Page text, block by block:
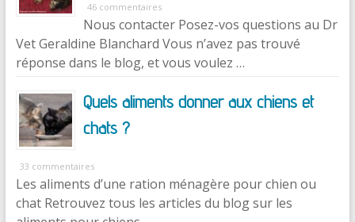
46 commentaires
Nous contacter Posez-vos questions au Dr
Vet Geraldine Blanchard Vous n’avez pas trouvé
réponse dans le blog, et vous voulez …
Quels aliments donner aux chiens et
chats ?
33 commentaires
Les aliments d’une ration ménagère pour chien ou
chat Retrouvez tous les articles du blog sur les